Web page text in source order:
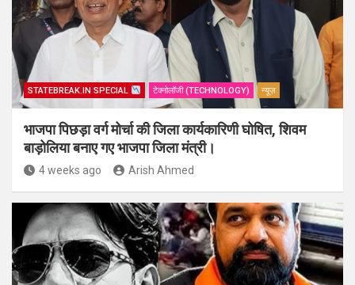
STATEBREAK.IN SPECIAL टेक्नोलॉजी (TECHNOLOGY) न्यूज़
भाजपा पिछड़ा वर्ग मोर्चा की जिला कार्यकारिणी घोषित, शिवम
बाड़ोलिया बनाए गए भाजपा जिला मंत्री।
4 weeks ago Arish Ahmed